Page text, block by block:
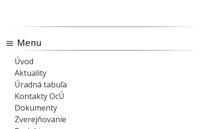
Menu
Úvod
Aktuality
Úradná tabuľa
Kontakty OcÚ
Dokumenty
Zverejňovanie